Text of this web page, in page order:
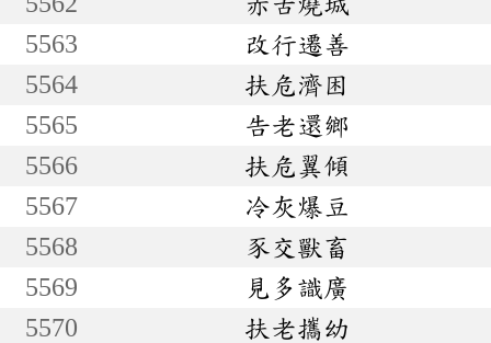
5563
改行遷善
5564
扶危濟困
5565
告老還鄉
5566
扶危翼傾
5567
冷灰爆豆
5568
豕交獸畜
5569
見多識廣
5570
扶老攜幼